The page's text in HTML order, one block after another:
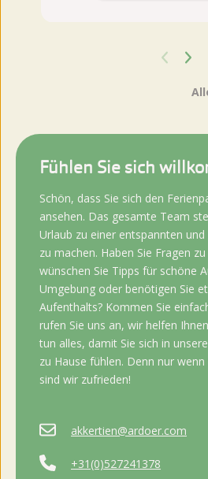
Fühlen Sie sich
Schön, dass Sie sich den
ansehen. Das gesamte Team
Urlaub zu einer entspannten
zu machen. Haben Sie Fragen
wünschen Sie Tipps für schöne
Umgebung oder benötigen Sie
Aufenthalts? Kommen Sie
rufen Sie uns an, wir helfen
tun alles, damit Sie sich in
zu Hause fühlen. Denn nur
sind wir zufrieden!
akkertien@ardoer.com
+31(0)527241378